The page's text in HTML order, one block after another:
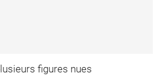
figures nues